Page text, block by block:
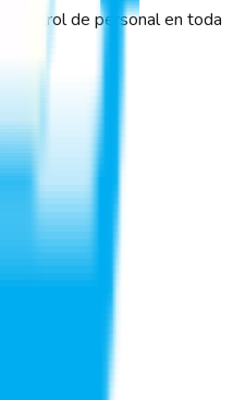
control de personal en toda